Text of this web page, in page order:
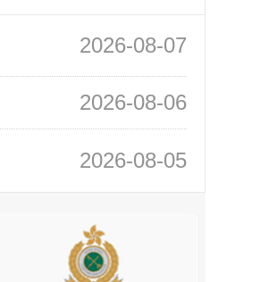
2026-08-07
2026-08-06
2026-08-05